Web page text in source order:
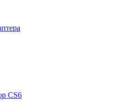
CS6